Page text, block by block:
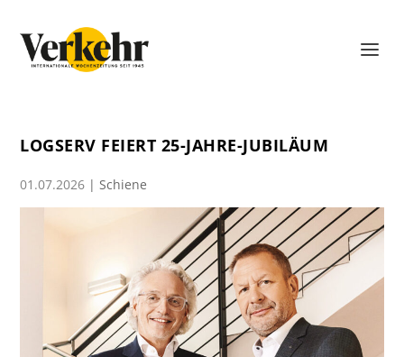
LOGSERV FEIERT 25-JAHRE-JUBILÄUM
01.07.2026 |Schiene